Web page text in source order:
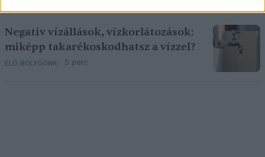
Negatív vízállások, vízkorlátozások:
miképp takarékoskodhatsz a vízzel?
ÉLŐ BOLYGÓNK 5 perc